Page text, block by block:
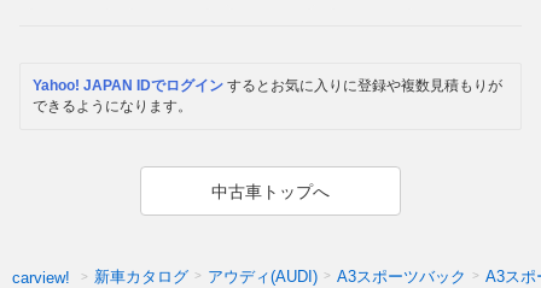
Yahoo! JAPAN IDでログイン するとお気に入りに登録や複数見積もりが
できるようになります。
中古車トップへ
carview! 新車カタログ アウディ(AUDI) A3スポーツバック A3スポ